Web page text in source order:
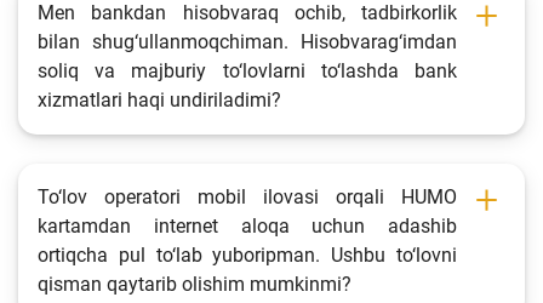
Men bankdan hisobvaraq ochib, tadbirkorlik
bilan shug‘ullanmoqchiman. Hisobvarag‘imdan
soliq va majburiy to‘lovlarni to‘lashda bank
xizmatlari haqi undiriladimi?
To‘lov operatori mobil ilovasi orqali HUMO
kartamdan internet aloqa uchun adashib
ortiqcha pul to‘lab yuboripman. Ushbu to‘lovni
qisman qaytarib olishim mumkinmi?